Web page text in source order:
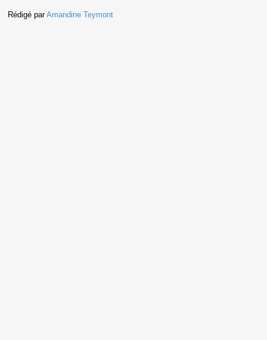
Rédigé parAmandine Teymont